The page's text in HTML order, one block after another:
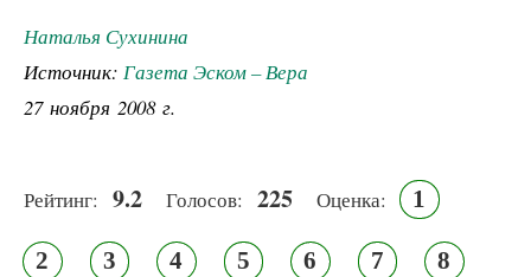
Наталья Сухинина
Источник: Газета Эском – Вера
27 ноября 2008 г.
Рейтинг: 9.2 Голосов: 225 Оценка: 1
2 3 4 5 6 7 8